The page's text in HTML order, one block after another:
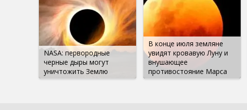
NASA: первородные
черные дыры могут
уничтожить Землю
В конце июля земляне
увидят кровавую Луну и
внушающее
противостояние Марса